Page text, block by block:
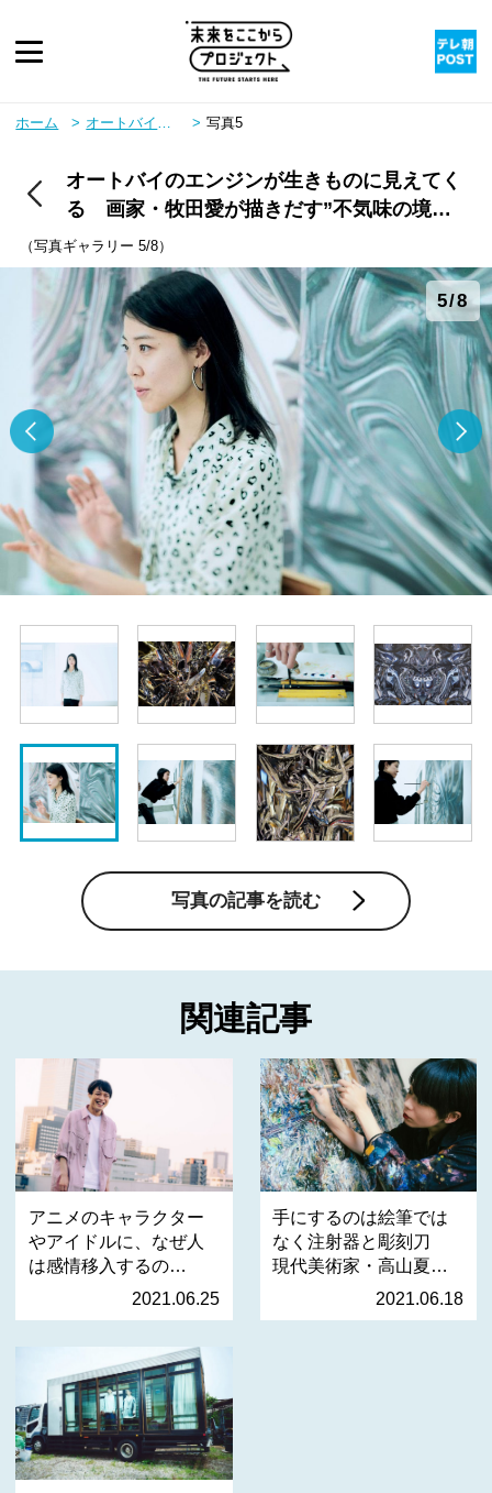
ピックアップ
twitter youtube instagram rss
ホーム オートバイのエンジンが生きものに見えてくる 画家・牧田愛が描きだす”不気味の境界線” 写真5
オートバイのエンジンが生きものに見えてく
る 画家・牧田愛が描きだす”不気味の境界
線”
（写真ギャラリー 5/8）
5/8
写真の記事を読む
関連記事
アニメのキャラクター
やアイドルに、なぜ人
は感情移入するの
2021.06.25
手にするのは絵筆では
なく注射器と彫刻刀
現代美術家・高山夏希
2021.06.18